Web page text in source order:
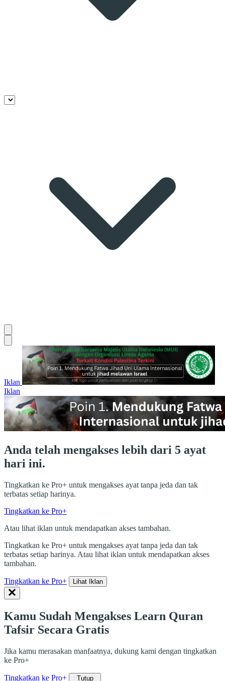
Iklan
Iklan
Anda telah mengakses lebih dari 5 ayat
hari ini.
Tingkatkan ke Pro+ untuk mengakses ayat tanpa jeda dan tak
terbatas setiap harinya.
Tingkatkan ke Pro+
Atau lihat iklan untuk mendapatkan akses tambahan.
Tingkatkan ke Pro+ untuk mengakses ayat tanpa jeda dan tak
terbatas setiap harinya. Atau lihat iklan untuk mendapatkan akses
tambahan.
Tingkatkan ke Pro+ Lihat Iklan
Kamu Sudah Mengakses Learn Quran
Tafsir Secara Gratis
Jika kamu merasakan manfaatnya, dukung kami dengan tingkatkan
ke Pro+
Tingkatkan ke Pro+ Tutup